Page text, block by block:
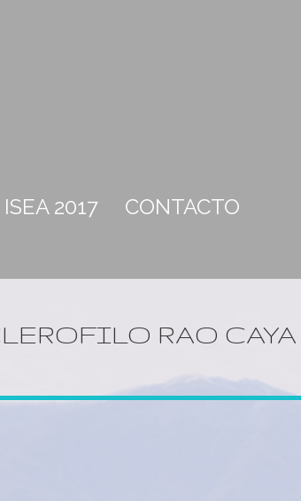
ISEA 2017 CONTACTO
RAO CAYA